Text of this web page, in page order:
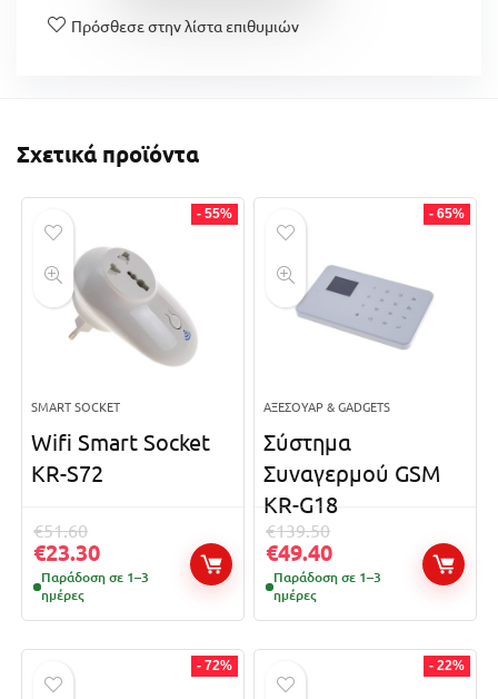
Πρόσθεσε στην λίστα επιθυμιών
Σχετικά προϊόντα
- 55%
SMART SOCKET
Wifi Smart Socket
KR-S72
€51.60
€23.30
Παράδοση σε 1–3
ημέρες
- 65%
ΑΞΕΣΟΥΆΡ & GADGETS
Σύστημα
Συναγερμού GSM
KR-G18
€139.50
€49.40
Παράδοση σε 1–3
ημέρες
- 72% - 22%